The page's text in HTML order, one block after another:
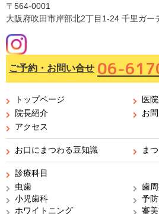
〒564-0001
大阪府吹田市岸部北2丁目1-24 千里ガー
ご予約・お問い合せ 06-
トップページ
医
院長紹介
お
アクセス
お口にまつわる豆知識 ま
診療科目
虫歯
歯
小児歯科
予
ホワイトニング
審